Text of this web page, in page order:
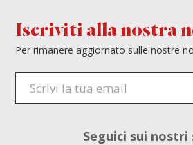
Iscriviti alla nostra
Per rimanere aggiornato sulle nostre
Seguici sui nostri